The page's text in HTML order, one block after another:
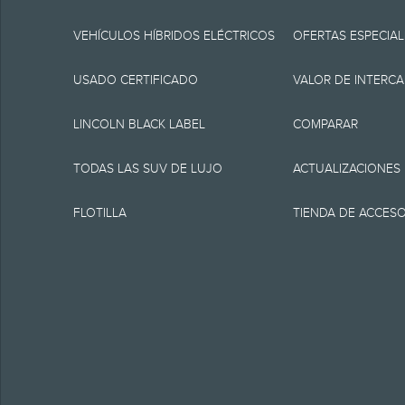
momento sin incurrir
fuente de
1.
MSRP actual para el
como tampoco
financiamiento,
presentación
clientes elegibles y
destino/despacho,
VEHÍCULOS HÍBRIDOS ELÉCTRICOS
USADO CERTIFICADO
LINCOLN BLACK LABEL
TODAS LAS SUV DE LUJO
FLOTILLA
OFERTAS
VALOR DE
COMPARAR
ACTUALIZACIONES
TIENDA DE